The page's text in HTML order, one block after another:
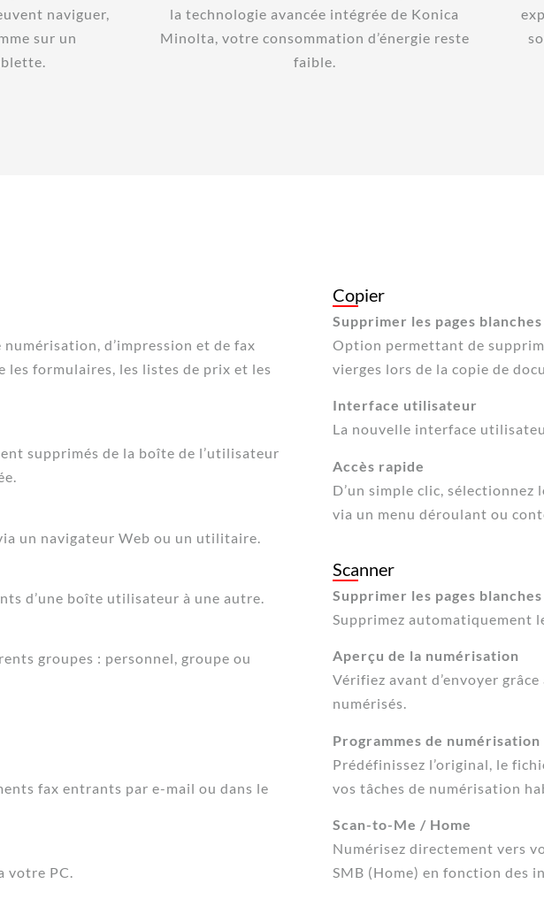
naviguer,
sur un
la technologie avancée intégrée de Konica
Minolta, votre consommation d’énergie reste
faible.
d’impression et de fax
les formulaires, les listes de prix et les
supprimés de la boîte de l’utilisateur
un navigateur Web ou un utilitaire.
d’une boîte utilisateur à une autre.
groupes : personnel, groupe ou
fax entrants par e-mail ou dans le
votre PC.
Copier
Supprimer les pages blanches
Option permettant de
vierges lors de la copie de
Interface utilisateur
La nouvelle interface
Accès rapide
D’un simple clic,
via un menu déroulant ou
Scanner
Supprimer les pages blanches
Supprimez automatiquement
Aperçu de la numérisation
Vérifiez avant d’envoyer
numérisés.
Programmes de numérisation
Prédéfinissez l’original, le
vos tâches de numérisation
Scan-to-Me / Home
Numérisez directement vers
SMB (Home) en fonction des